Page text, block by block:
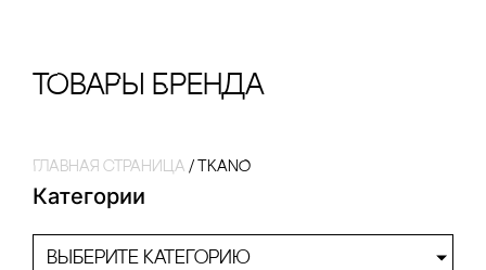
тОваРы Бренда
Главная страница / TKANO
Категории
Выберите категорию